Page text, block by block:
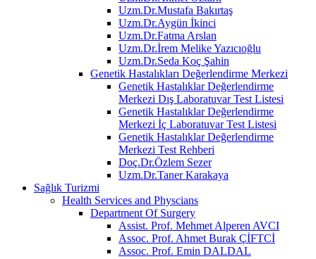
Uzm.Dr.Mustafa Bakırtaş
Uzm.Dr.Aygün İkinci
Uzm.Dr.Fatma Arslan
Uzm.Dr.İrem Melike Yazıcıoğlu
Uzm.Dr.Seda Koç Şahin
Genetik Hastalıkları Değerlendirme Merkezi
Genetik Hastalıklar Değerlendirme
Merkezi Dış Laboratuvar Test Listesi
Genetik Hastalıklar Değerlendirme
Merkezi İç Laboratuvar Test Listesi
Genetik Hastalıklar Değerlendirme
Merkezi Test Rehberi
Doç.Dr.Özlem Sezer
Uzm.Dr.Taner Karakaya
Sağlık Turizmi
Health Services and Physcians
Department Of Surgery
Assist. Prof. Mehmet Alperen AVCI
Assoc. Prof. Ahmet Burak ÇİFTCİ
Assoc. Prof. Emin DALDAL